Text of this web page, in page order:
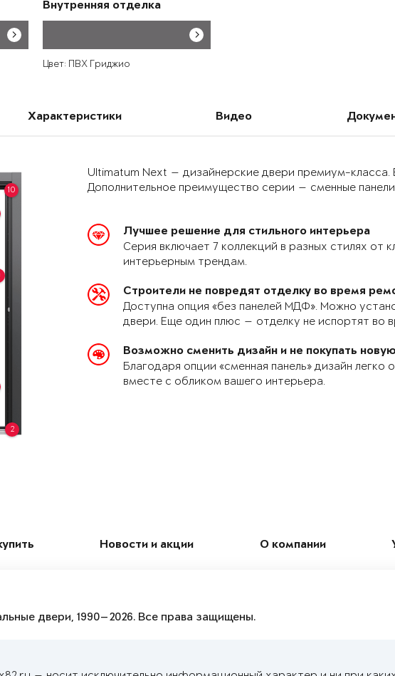
Внутренняя отделка
Цвет: ПВХ Гриджио
Характеристики Видео
2
10
Ultimatum Next — дизайнерские двери премиум-
Дополнительное преимущество серии — сменные
Лучшее решение для стильного интерьера
Серия включает 7 коллекций в разных стилях от
интерьерным трендам.
Строители не повредят отделку во время
Доступна опция «без панелей МДФ». Можно
двери. Еще один плюс — отделку не испортят во
Возможно сменить дизайн и не покупать
Благодаря опции «сменная панель» дизайн
вместе с обликом вашего интерьера.
Новости и акции О компании
двери, 1990—2026. Все права защищены.